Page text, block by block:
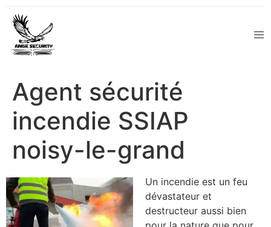
Agent sécurité
incendie SSIAP
noisy-le-grand
Un incendie est un feu
dévastateur et
destructeur aussi bien